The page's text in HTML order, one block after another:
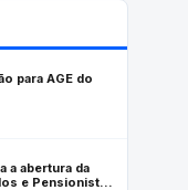
para AGE do
a abertura da
e Pensionistas